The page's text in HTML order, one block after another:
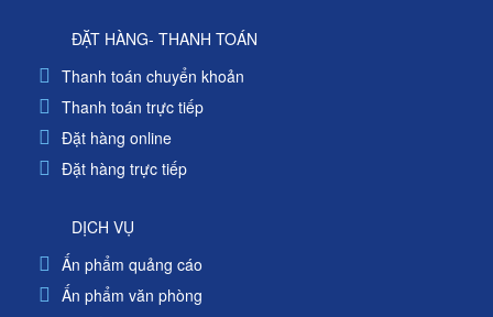
ĐẶT HÀNG- THANH TOÁN
Thanh toán chuyển khoản
Thanh toán trực tiếp
Đặt hàng online
Đặt hàng trực tiếp
DỊCH VỤ
Ấn phẩm quảng cáo
Ấn phẩm văn phòng